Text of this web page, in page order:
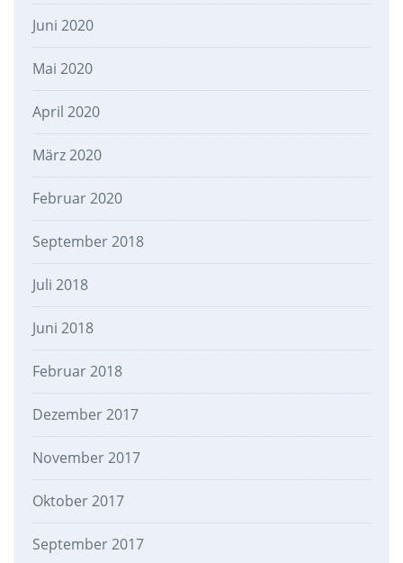
Juni 2020
Mai 2020
April 2020
März 2020
Februar 2020
September 2018
Juli 2018
Juni 2018
Februar 2018
Dezember 2017
November 2017
Oktober 2017
September 2017